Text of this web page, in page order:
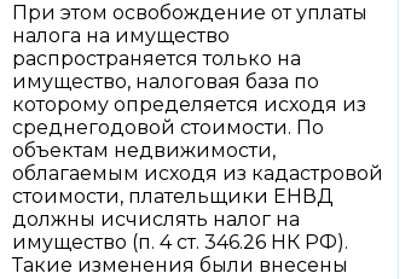
При этом освобождение от уплаты
налога на имущество
распространяется только на
имущество, налоговая база по
которому определяется исходя из
среднегодовой стоимости. По
объектам недвижимости,
облагаемым исходя из кадастровой
стоимости, плательщики ЕНВД
должны исчислять налог на
имущество (п. 4 ст. 346.26 НК РФ).
Такие изменения были внесены